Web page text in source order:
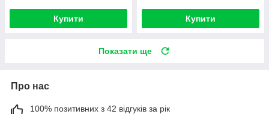
Купити Купити
Показати ще
Про нас
100% позитивних з 42 відгуків за рік